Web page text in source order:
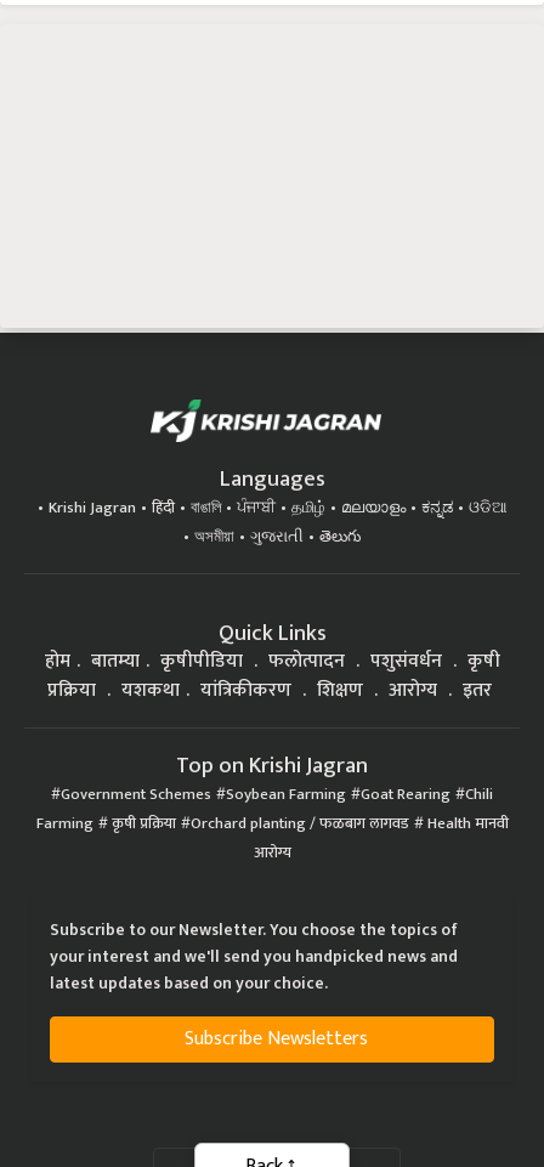
Languages
Krishi Jagran हिंदी বাঙালি ਪੰਜਾਬੀ தமிழ் മലയാളം ಕನ್ನಡ
ଓଡିଆ
অসমীয়া
ગુજરાતી తెలుగు
Quick Links
होम बातम्या कृषीपीडिया फलोत्पादन पशुसंवर्धन
कृषी
प्रक्रिया
यशकथा यांत्रिकीकरण शिक्षण आरोग्य इतर
Top on Krishi Jagran
Government Schemes Soybean Farming Goat Rearing Chili
Farming कृषी प्रक्रिया Orchard planting / फळबाग लागवड Health मानवी
आरोग्य
Subscribe to our Newsletter. You choose the topics of
your interest and we'll send you handpicked news and
latest updates based on your choice.
Subscribe Newsletters